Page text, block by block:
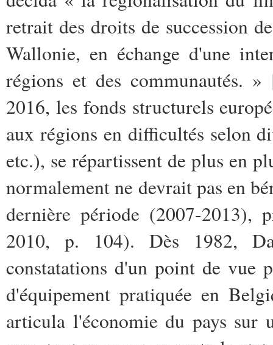
retrait des droits de succession
Wallonie, en échange d'une
régions et des communautés.
2016, les fonds structurels
aux régions en difficultés selon
etc.), se répartissent de plus en
normalement ne devrait pas en
dernière période (2007-2013),
2010, p. 104). Dès 1982,
constatations d'un point de
d'équipement pratiquée en
articula l'économie du pays sur